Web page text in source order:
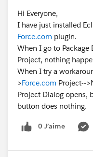
Hi Everyone,
I have just installed
Force.com plugin.
When I go to Package
Project, nothing
When I try a
>Force.com Project--
Project Dialog opens,
button does nothing.
0 J’aime